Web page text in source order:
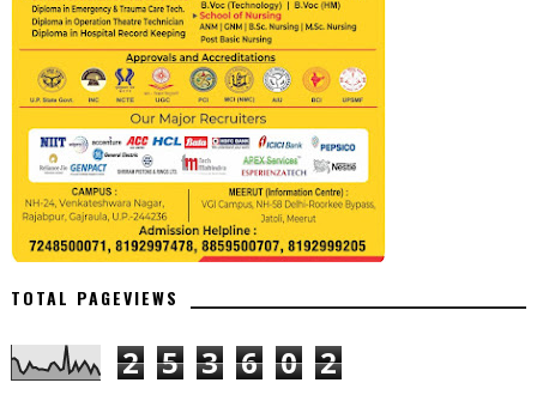
TOTAL PAGEVIEWS
2 5 3 6 0 2